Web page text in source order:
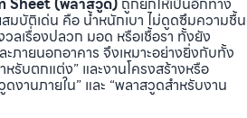
บัติเด่น คือ น้ำหนักเบา ไม่ดูดซึมความชื้น
ลเรื่องปลวก มอด หรือเชื้อรา ทั้งยัง
ะภายนอกอาคาร จึงเหมาะอย่างยิ่งกับทั้ง
รับตกแต่ง” และงานโครงสร้างหรือ
ดงานภายใน” และ “พลาสวูดสำหรับงาน